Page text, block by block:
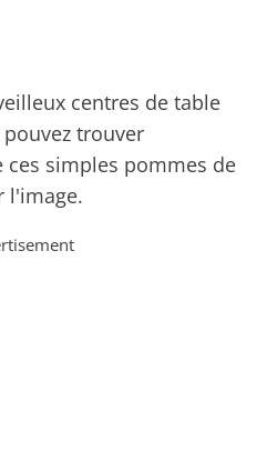
centres de table
trouver
simples pommes de
l'image.